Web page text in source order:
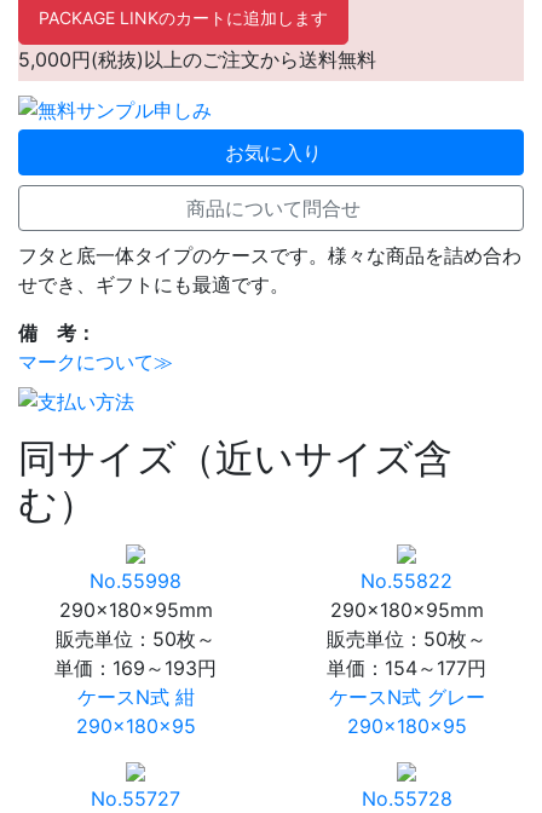
PACKAGE LINKのカートに追加します
5,000円(税抜)以上のご注文から送料無料
お気に入り
商品について問合せ
フタと底一体タイプのケースです。様々な商品を詰め合わ
せでき、ギフトにも最適です。
備 考：
マークについて≫
同サイズ（近いサイズ含
む）
No.55998
290×180×95mm
販売単位：50枚～
単価： 169～193円
ケースN式 紺
290×180×95
No.55822
290×180×95mm
販売単位：50枚～
単価： 154～177円
ケースN式 グレー
290×180×95
No.55727
No.55728